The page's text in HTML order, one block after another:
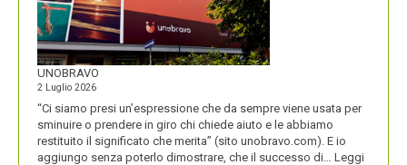
UNOBRAVO
2 Luglio 2026
“Ci siamo presi un’espressione che da sempre viene usata per
sminuire o prendere in giro chi chiede aiuto e le abbiamo
restituito il significato che merita” (sito unobravo.com). E io
aggiungo senza poterlo dimostrare, che il successo di… Leggi